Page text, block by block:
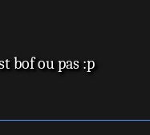
bof ou pas :p